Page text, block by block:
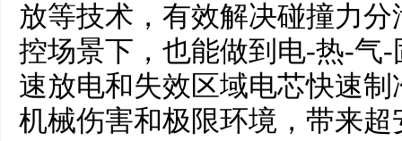
放等技术，有效解决碰撞力
控场景下，也能做到电-热-气
速放电和失效区域电芯快速
机械伤害和极限环境，带来超